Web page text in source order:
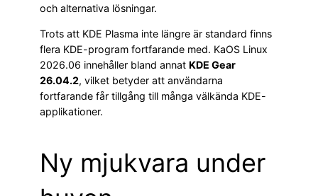
och alternativa lösningar.
Trots att KDE Plasma inte längre är standard finns
flera KDE-program fortfarande med. KaOS Linux
2026.06 innehåller bland annat KDE Gear
26.04.2, vilket betyder att användarna
fortfarande får tillgång till många välkända KDE-
applikationer.
Ny mjukvara under